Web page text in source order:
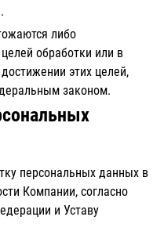
либо
обработки или в
этих целей,
законом.
персональных данных в
Компании, согласно
и Уставу